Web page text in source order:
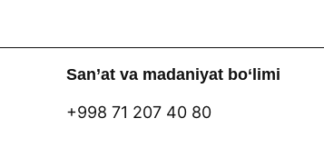
San’at va madaniyat bo‘limi
+998 71 207 40 80